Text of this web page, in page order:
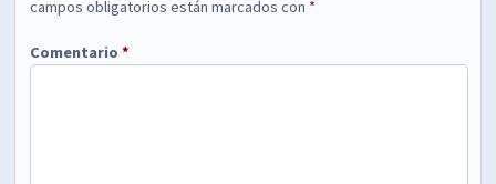
campos obligatorios están marcados con *
Comentario*